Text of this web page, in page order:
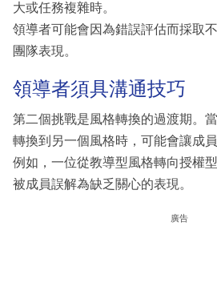
大或任務複雜時。
領導者可能會因為錯誤評估而採取
團隊表現。
領導者須具溝通技巧
第二個挑戰是風格轉換的過渡期。
轉換到另一個風格時，可能會讓成
例如，一位從教導型風格轉向授權
被成員誤解為缺乏關心的表現。
廣告